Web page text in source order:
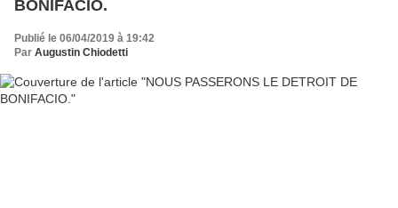
BONIFACIO.
Publié le 06/04/2019 à 19:42
Par Augustin Chiodetti